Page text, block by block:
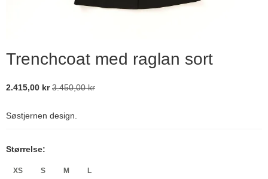
Trenchcoat med raglan sort
2.415,00 kr 3.450,00 kr
Søstjernen design.
Størrelse:
XS S M L